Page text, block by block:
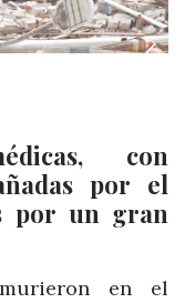
con
por el
por un gran
en el